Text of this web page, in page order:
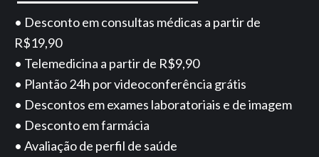
• Desconto em consultas médicas a partir de
R$19,90
• Telemedicina a partir de R$9,90
• Plantão 24h por videoconferência grátis
• Descontos em exames laboratoriais e de imagem
• Desconto em farmácia
• Avaliação de perfil de saúde